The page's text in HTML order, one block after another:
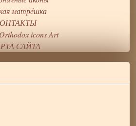
матрёшка
icons Art
САЙТА